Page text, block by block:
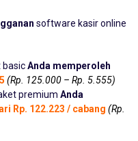
software kasir online
basicAnda memperoleh
(Rp. 125.000 – Rp. 5.555)
premium Anda
Rp. 122.223 / cabang (Rp.